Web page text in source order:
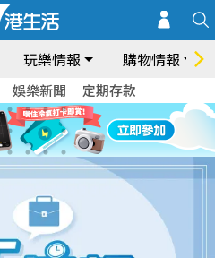
玩樂情報 購物情報
娛樂新聞 定期存款